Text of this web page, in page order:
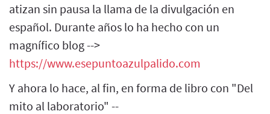
atizan sin pausa la llama de la divulgación en
español. Durante años lo ha hecho con un
magnífico blog -->
https://www.esepuntoazulpalido.com
Y ahora lo hace, al fin, en forma de libro con "Del
mito al laboratorio" --